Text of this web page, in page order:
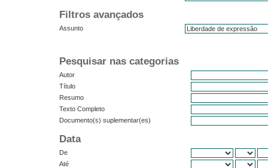
Filtros avançados
Assunto
Pesquisar nas categorias
Autor
Título
Resumo
Texto Completo
Documento(s) suplementar(es)
Data
De
Até